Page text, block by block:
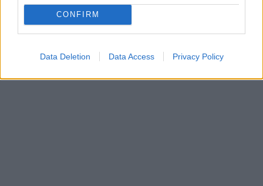
CONFIRM
Data Deletion Data Access Privacy Policy